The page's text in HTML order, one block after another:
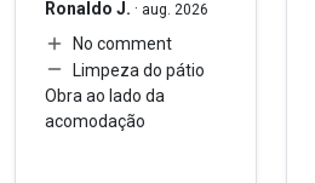
Ronaldo J. · aug. 2026
No comment
Limpeza do pátio
Obra ao lado da
acomodação